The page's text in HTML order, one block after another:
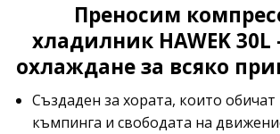
Преносим
хладилник HAWEK
охлаждане за всяко
Създаден за хората, които
къмпинга и свободата на